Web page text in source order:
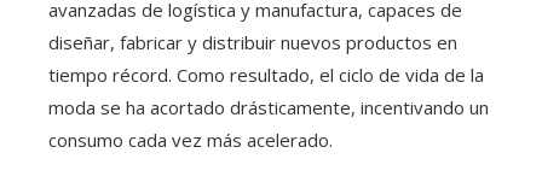
avanzadas de logística y manufactura, capaces de
diseñar, fabricar y distribuir nuevos productos en
tiempo récord. Como resultado, el ciclo de vida de la
moda se ha acortado drásticamente, incentivando un
consumo cada vez más acelerado.